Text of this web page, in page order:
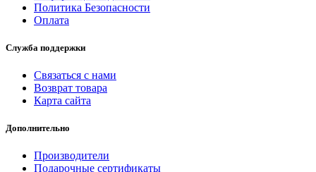
Политика Безопасности
Оплата
Служба поддержки
Связаться с нами
Возврат товара
Карта сайта
Дополнительно
Производители
Подарочные сертификаты